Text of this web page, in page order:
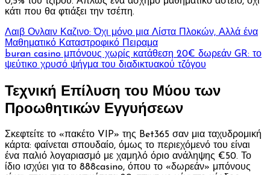
κάτι που θα φτιάξει την τσέπη.
Λαιβ Ονλαιν Καζινο: Όχι μόνο μια Λίστα Πλοκών, Αλλά ένα
Μαθηματικό Καταστροφικό Πειραμα
buran casino μπόνους χωρίς κατάθεση 20€ δωρεάν GR: το
ψεύτικο χρυσό ψήγμα του διαδικτυακού τζόγου
Τεχνική Επίλυση του Μύου των
Προωθητικών Εγγυήσεων
Σκεφτείτε το «πακέτο VIP» της Bet365 σαν μια ταχυδρομική
κάρτα: φαίνεται σπουδαίο, όμως το περιεχόμενό του είναι
ένα παλιό λογαριασμό με χαμηλό όριο ανάληψης €50. Το
ίδιο ισχύει για το 888casino, όπου το «δωρεάν» μπόνους